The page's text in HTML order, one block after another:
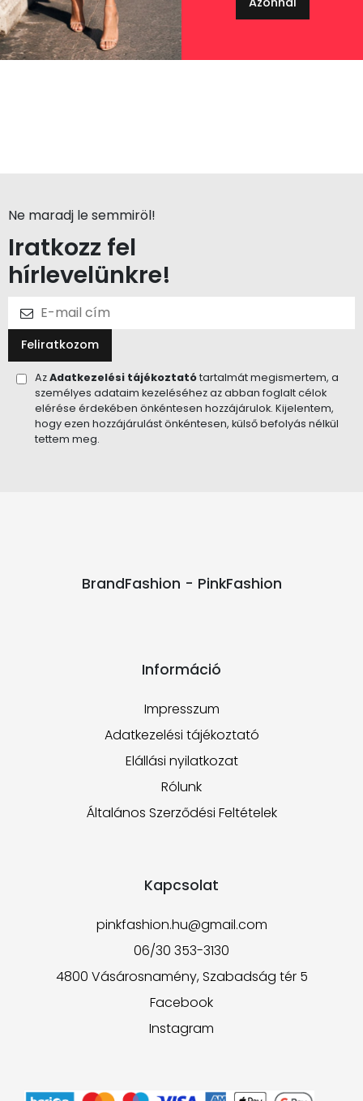
Ne maradj le semmiröl!
Iratkozz fel
hírlevelünkre!
Feliratkozom
AzAdatkezelési tájékoztatótartalmát megismertem, a
személyes adataim kezeléséhez az abban foglalt célok
elérése érdekében önkéntesen hozzájárulok. Kijelentem,
hogy ezen hozzájárulást önkéntesen, külső befolyás nélkül
tettem meg.
BrandFashion - PinkFashion
Információ
Impresszum
Adatkezelési tájékoztató
Elállási nyilatkozat
Rólunk
Általános Szerződési Feltételek
Kapcsolat
pinkfashion.hu@gmail.com
06/30 353-3130
4800 Vásárosnamény, Szabadság tér 5
Facebook
Instagram